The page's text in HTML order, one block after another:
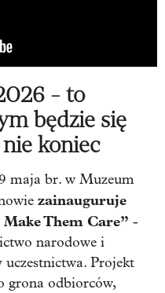
- to
będzie się
koniec
maja br. w Muzeum
zainauguruje
Them Care” -
narodowe i
Projekt
grona odbiorców,